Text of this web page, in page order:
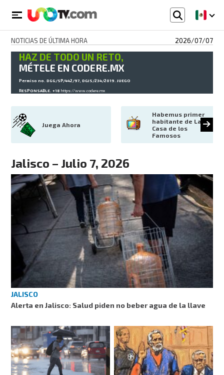
NOTICIAS DE ÚLTIMA HORA 2026/07/07
HAZ DE TODO UN RETO,
MÉTELE EN CODERE.MX
Permiso no. DGG/SP/442/97, DGJS/234/2019. JUEGO
RESPONSABLE. +18https://www.codere.mx
Juega Ahora
Habemus primer
habitante de La
Casa de los
Famosos
Jalisco – Julio 7, 2026
JALISCO
Alerta en Jalisco: Salud piden no beber agua de la llave